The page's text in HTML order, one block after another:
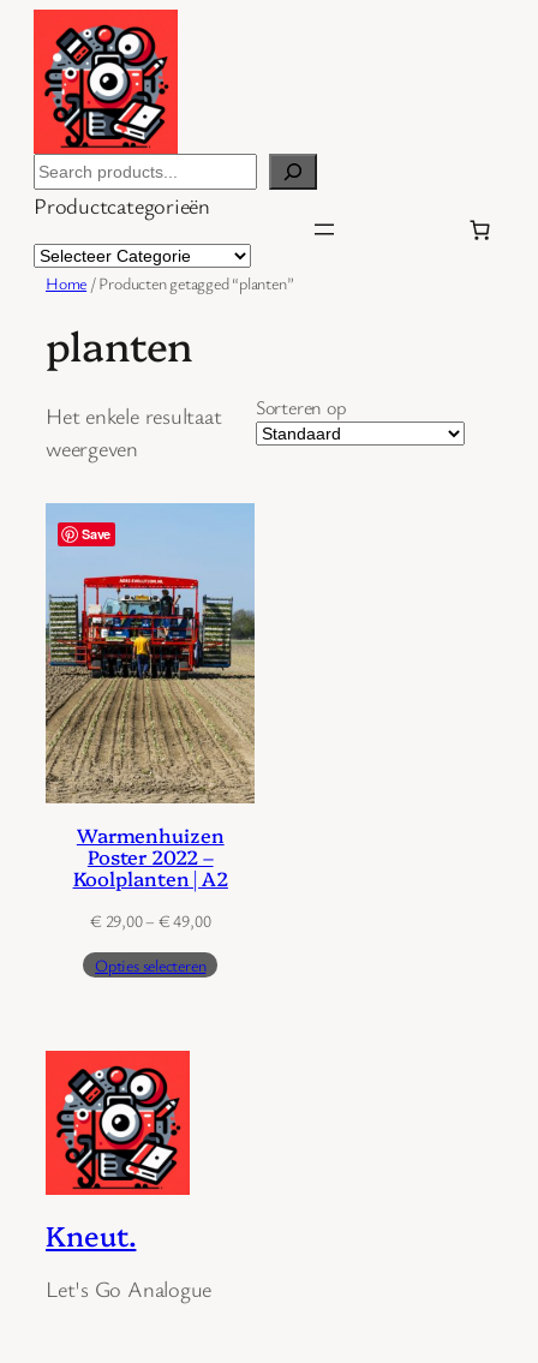
inhoud
Search
Productcategorieën
Home / Producten getagged “planten”
planten
Het enkele resultaat
weergeven
Sorteren op
Save
Warmenhuizen
Poster 2022 –
Koolplanten | A2
€ 29,00– €49,00Prijsklasse:
tot
Opties selecteren
Kneut.
Let's Go Analogue